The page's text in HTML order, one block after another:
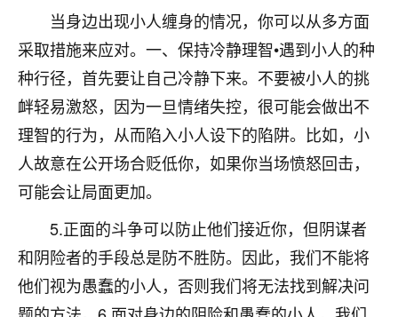
当身边出现小人缠身的情况，你可以从多方面
采取措施来应对。一、保持冷静理智•遇到小人的种
种行径，首先要让自己冷静下来。不要被小人的挑
衅轻易激怒，因为一旦情绪失控，很可能会做出不
理智的行为，从而陷入小人设下的陷阱。比如，小
人故意在公开场合贬低你，如果你当场愤怒回击，
可能会让局面更加。
5.正面的斗争可以防止他们接近你，但阴谋者
和阴险者的手段总是防不胜防。因此，我们不能将
他们视为愚蠢的小人，否则我们将无法找到解决问
心心相印
我身体不太好，总是病病殃殃的，去检查又没什么大
问题，反正就是不舒服。中医西医看遍了，找不到问
题，后来无意中看到有人推荐慧来老师，跟老师聊过
之后，心情豁然开朗，也听老师建议，处理了一些因
果问题。今年以来，身体比以前好多，主要是心情好
了，老师说境随心转，现在深有体会了。
鹿森：是的，其实跟老师聊过之后，最大的感
触，首先就是心态会变好，万般皆是命，半点
不由人！
1天前 来自四川 9
金白水清